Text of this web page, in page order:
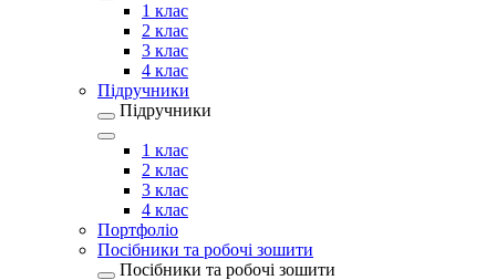
1 клас
2 клас
3 клас
4 клас
Підручники
Підручники
1 клас
2 клас
3 клас
4 клас
Портфоліо
Посібники та робочі зошити
Посібники та робочі зошити